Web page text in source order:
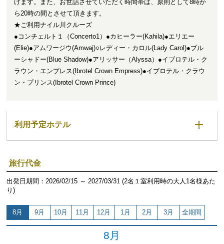
げます。また、お世話させていただく時間帯は、原則として8時か
ら20時の間とさせて頂きます。
★ご利用ナイル川クルーズ
●コンチェルト１（Concerto1）●カヒーラー(Kahila)●エリエー
(Elie)●アムワージウ(Amwaj)○レディー・カロル(Lady Carol)●ブル
ーシャドー(Blue Shadow)●アリッサー（Alyssa）●イブロテル・ク
ラウン・エンプレス(Ibrotel Crown Empress)●イブロテル・クラウ
ン・プリンス(Ibrotel Crown Prince)
利用予定ホテル
旅行代金
出発日期間：2026/02/15 ～ 2027/03/31 (2名１室利用時の大人1名様あた
り)
8月 9月 10月 11月 12月 1月 2月 3月 全期間
8月